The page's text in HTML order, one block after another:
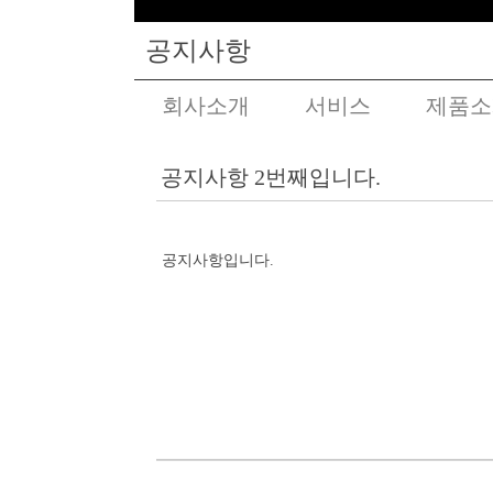
공지사항
회사소개 서비스 제품소
공지사항 2번째입니다.
공지사항입니다.